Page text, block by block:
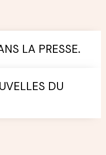
LA PRESSE.
DU